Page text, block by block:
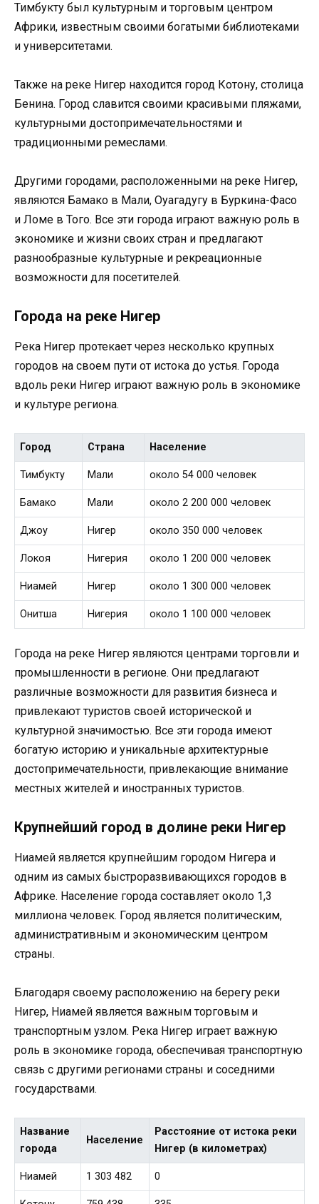
Тимбукту был культурным и торговым центром
Африки, известным своими богатыми библиотеками
и университетами.
Также на реке Нигер находится город Котону, столица
Бенина. Город славится своими красивыми пляжами,
культурными достопримечательностями и
традиционными ремеслами.
Другими городами, расположенными на реке Нигер,
являются Бамако в Мали, Оуагадугу в Буркина-Фасо
и Ломе в Того. Все эти города играют важную роль в
экономике и жизни своих стран и предлагают
разнообразные культурные и рекреационные
возможности для посетителей.
Города на реке Нигер
Река Нигер протекает через несколько крупных
городов на своем пути от истока до устья. Города
вдоль реки Нигер играют важную роль в экономике
и культуре региона.
Город Страна Население
Тимбукту Мали около 54 000 человек
Бамако Мали около 2 200 000 человек
Джоу Нигер около 350 000 человек
Локоя Нигерия около 1 200 000 человек
Ниамей Нигер около 1 300 000 человек
Онитша Нигерия около 1 100 000 человек
Города на реке Нигер являются центрами торговли и
промышленности в регионе. Они предлагают
различные возможности для развития бизнеса и
привлекают туристов своей исторической и
культурной значимостью. Все эти города имеют
богатую историю и уникальные архитектурные
достопримечательности, привлекающие внимание
местных жителей и иностранных туристов.
Крупнейший город в долине реки Нигер
Ниамей является крупнейшим городом Нигера и
одним из самых быстроразвивающихся городов в
Африке. Население города составляет около 1,3
миллиона человек. Город является политическим,
административным и экономическим центром
страны.
Благодаря своему расположению на берегу реки
Нигер, Ниамей является важным торговым и
транспортным узлом. Река Нигер играет важную
роль в экономике города, обеспечивая транспортную
связь с другими регионами страны и соседними
государствами.
Название
города
Население
Расстояние от истока реки
Нигер (в километрах)
Ниамей 1 303 482 0